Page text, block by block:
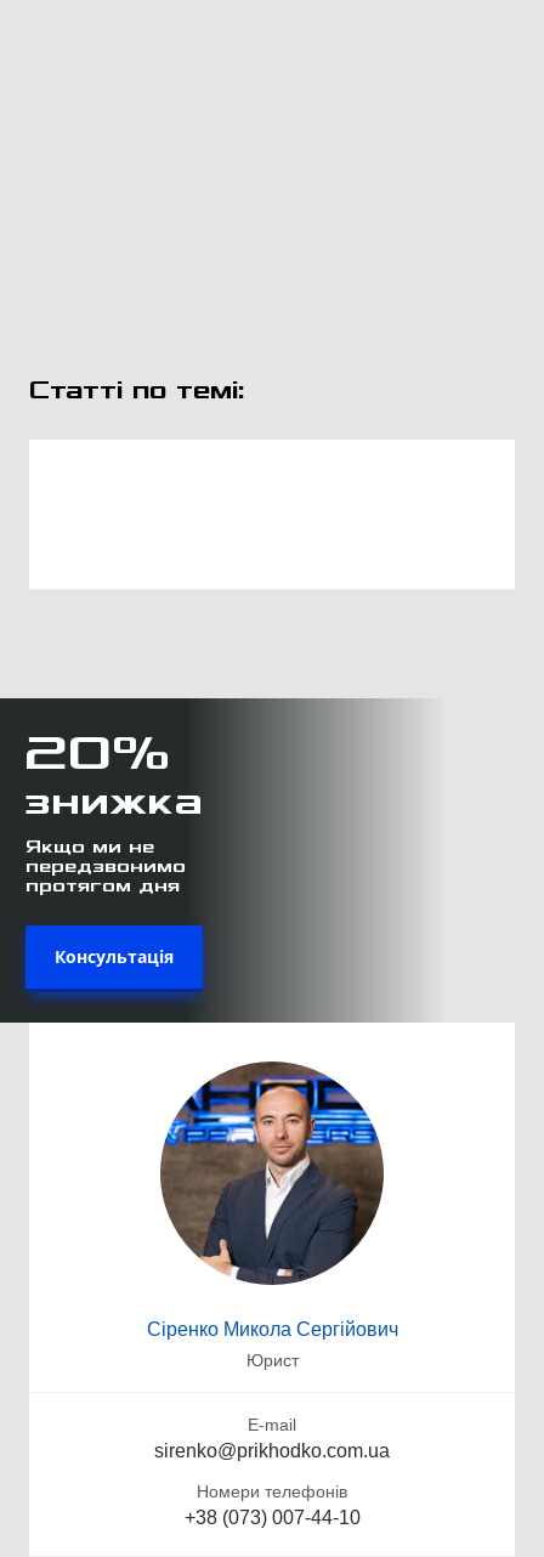
Сіренко Микола Сергійович
Юрист
E-mail
sirenko@prikhodko.com.ua
Номери телефонів
+38 (073) 007-44-10
Статті по темі:
20%
знижка
Якщо ми не
передзвонимо
протягом дня
Консультація